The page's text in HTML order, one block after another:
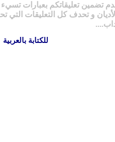
تضمين تعليقاتكم بعبارات
و تحدف كل التعليقات التي
للكتابة بالعربية